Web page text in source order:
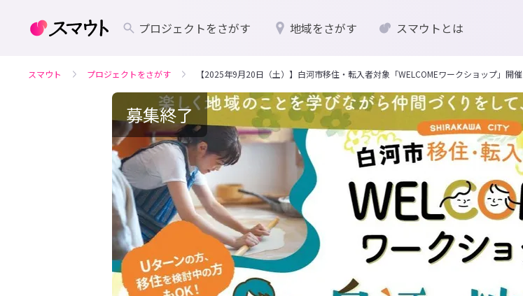
プロジェクトをさがす 地域をさがす スマウトとは
スマウト プロジェクトをさがす 【2025年9月20日（土）】白河市移住・転入者対象「WELCOMEワークショップ」開催
募集終了